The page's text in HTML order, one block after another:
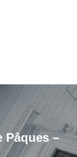
Pâques –